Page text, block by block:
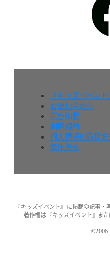
『キッズイベン
お問い合わせ
広告掲載
利用規約
個人情報の取扱方
媒体資料
『キッズイベント』に掲載の記事・
著作権は『キッズイベント』ま
©2006